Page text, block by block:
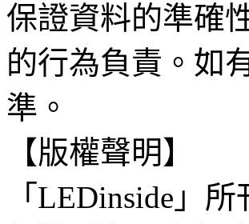
保證資料的準確
的行為負責。如
準。
【版權聲明】
「LEDinside」